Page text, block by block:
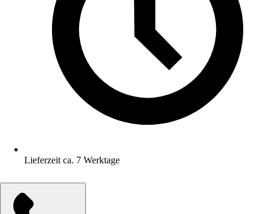
Lieferzeit ca. 7 Werktage